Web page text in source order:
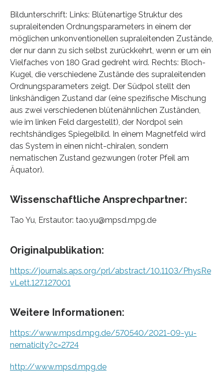
Bildunterschrift: Links: Blütenartige Struktur des
supraleitenden Ordnungsparameters in einem der
möglichen unkonventionellen supraleitenden Zustände,
der nur dann zu sich selbst zurückkehrt, wenn er um ein
Vielfaches von 180 Grad gedreht wird. Rechts: Bloch-
Kugel, die verschiedene Zustände des supraleitenden
Ordnungsparameters zeigt. Der Südpol stellt den
linkshändigen Zustand dar (eine spezifische Mischung
aus zwei verschiedenen blütenähnlichen Zuständen,
wie im linken Feld dargestellt), der Nordpol sein
rechtshändiges Spiegelbild. In einem Magnetfeld wird
das System in einen nicht-chiralen, sondern
nematischen Zustand gezwungen (roter Pfeil am
Äquator).
Wissenschaftliche Ansprechpartner:
Tao Yu, Erstautor: tao.yu@mpsd.mpg.de
Originalpublikation:
https://journals.aps.org/prl/abstract/10.1103/PhysRe
vLett.127.127001
Weitere Informationen:
https://www.mpsd.mpg.de/570540/2021-09-yu-
nematicity?c=2724
http://www.mpsd.mpg.de